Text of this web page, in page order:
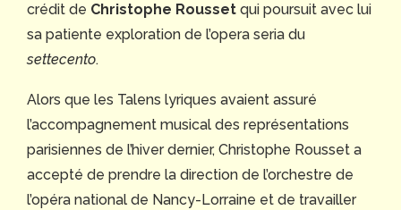
crédit de Christophe Rousset qui poursuit avec lui
sa patiente exploration de l’opera seria du
settecento.
Alors que les Talens lyriques avaient assuré
l’accompagnement musical des représentations
parisiennes de l’hiver dernier, Christophe Rousset a
accepté de prendre la direction de l’orchestre de
l’opéra national de Nancy-Lorraine et de travailler